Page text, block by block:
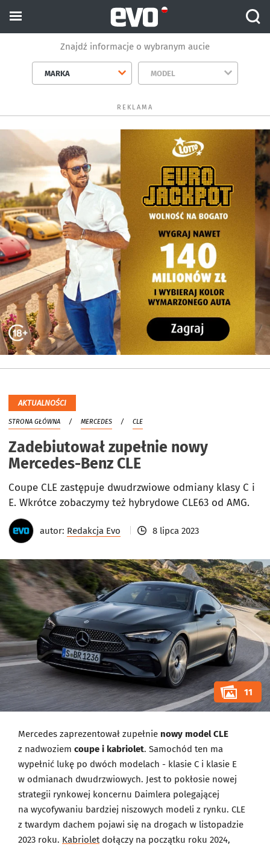
Znajdź informacje o wybranym aucie
MARKA MODEL
REKLAMA
AKTUALNOŚCI
STRONA GŁÓWNA MERCEDES CLE
Zadebiutował zupełnie nowy
Mercedes-Benz CLE
Coupe CLE zastępuje dwudrzwiowe odmiany klasy C i
E. Wkrótce zobaczymy też hybrydowe CLE63 od AMG.
autor: Redakcja Evo 8 lipca 2023
11
Mercedes zaprezentował zupełnie nowy model CLE
z nadwoziem coupe i kabriolet. Samochód ten ma
wypełnić lukę po dwóch modelach - klasie C i klasie E
w odmianach dwudrzwiowych. Jest to pokłosie nowej
strategii rynkowej koncernu Daimlera polegającej
na wycofywaniu bardziej niszowych modeli z rynku. CLE
z twardym dachem pojawi się na drogach w listopadzie
2023 roku. Kabrioletdołączy na początku roku 2024,